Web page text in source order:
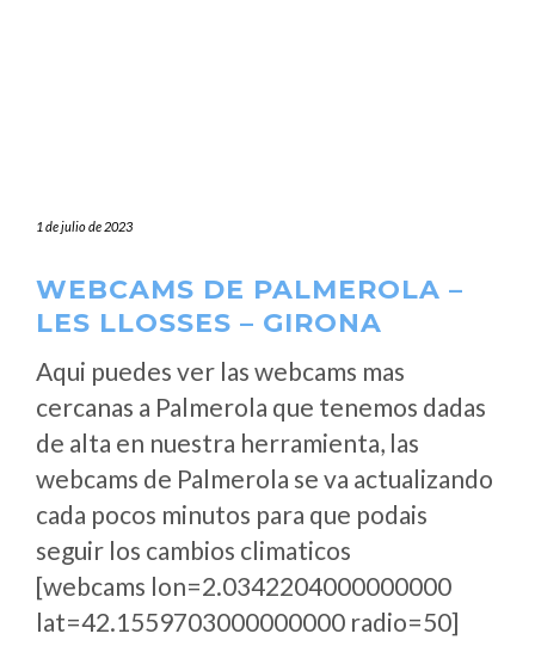
1 de julio de 2023
WEBCAMS DE PALMEROLA –
LES LLOSSES – GIRONA
Aqui puedes ver las webcams mas
cercanas a Palmerola que tenemos dadas
de alta en nuestra herramienta, las
webcams de Palmerola se va actualizando
cada pocos minutos para que podais
seguir los cambios climaticos
[webcams lon=2.0342204000000000
lat=42.1559703000000000 radio=50]